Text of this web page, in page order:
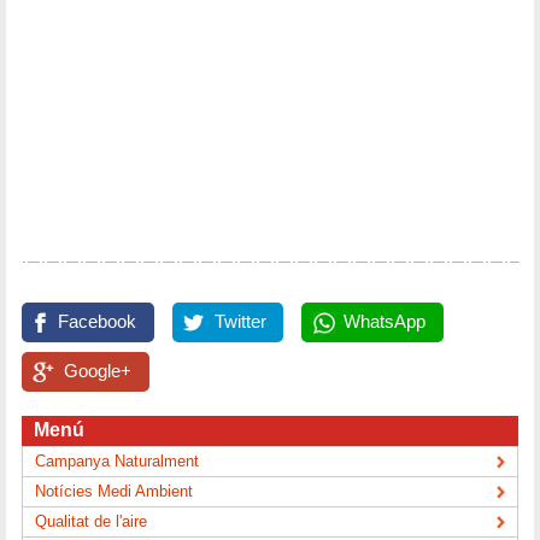
Facebook Twitter WhatsApp
Google+
Menú
Campanya Naturalment
Notícies Medi Ambient
Qualitat de l'aire